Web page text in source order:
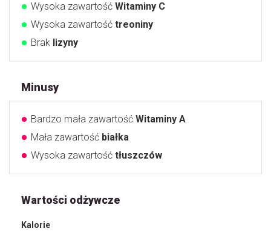
Wysoka zawartość Witaminy C
Wysoka zawartość treoniny
Brak lizyny
Minusy
Bardzo mała zawartość Witaminy A
Mała zawartość białka
Wysoka zawartość tłuszczów
Wartości odżywcze
Kalorie